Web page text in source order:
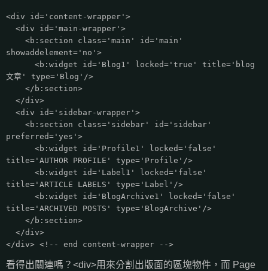
<div id='content-wrapper'>
<div id='main-wrapper'>
<b:section class='main' id='main'
showaddelement='no'>
<b:widget id='Blog1' locked='true' title='blog
文章' type='Blog'/>
</b:section>
</div>
<div id='sidebar-wrapper'>
<b:section class='sidebar' id='sidebar'
preferred='yes'>
<b:widget id='Profile1' locked='false'
title='AUTHOR PROFILE' type='Profile'/>
<b:widget id='Label1' locked='false'
title='ARTICLE LABELS' type='Label'/>
<b:widget id='BlogArchive1' locked='false'
title='ARCHIVED POSTS' type='BlogArchive'/>
</b:section>
</div>
</div> <!-- end content-wrapper -->
看得出關連嗎？<div>用來分割出版面的區塊物件，而 Page